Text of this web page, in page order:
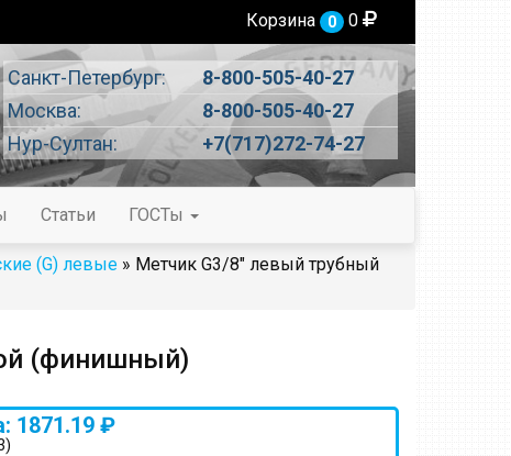
Корзина 0 0
Санкт-Петербург:
8-800-505-40-27
Москва:
8-800-505-40-27
Нур-Султан:
+7(717)272-74-27
Статьи ГОСТы
(G) левые » Метчик G3/8" левый трубный
(финишный)
1871.19 ₽